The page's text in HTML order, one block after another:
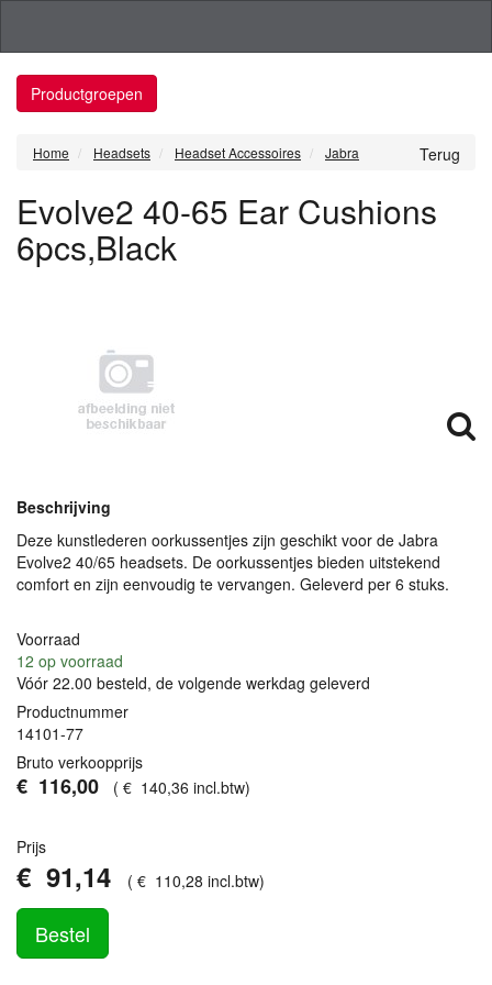
Productgroepen
Terug
Home Headsets Headset Accessoires Jabra
Evolve2 40-65 Ear Cushions
6pcs,Black
Beschrijving
Deze kunstlederen oorkussentjes zijn geschikt voor de Jabra
Evolve2 40/65 headsets. De oorkussentjes bieden uitstekend
comfort en zijn eenvoudig te vervangen. Geleverd per 6 stuks.
Voorraad
12 op voorraad
Vóór 22.00 besteld, de volgende werkdag geleverd
Productnummer
14101-77
Bruto verkoopprijs
€ 116,00 ( € 140,36 incl.btw)
Prijs
€ 91,14 ( € 110,28 incl.btw)
Bestel